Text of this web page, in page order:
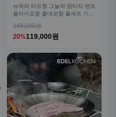
뉴에라 타프형 그늘막 원터치 텐트
플라이포함 폴대포함 풀세트 기본
149,000원
20%119,000원